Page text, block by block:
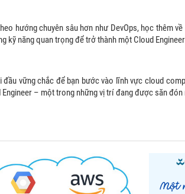
hướng chuyên sâu hơn như DevOps, học thêm
năng quan trọng để trở thành một Cloud
vững chắc để bạn bước vào lĩnh vực cloud
– một trong những vị trí đang được săn đón